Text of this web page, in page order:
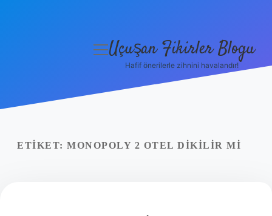
Yasal Uyarı
menüyü
Uçuşan Fikirler Blogu
Hafif önerilerle zihnini havalandır!
ETIKET: MONOPOLY 2 OTEL DIKILIR MI